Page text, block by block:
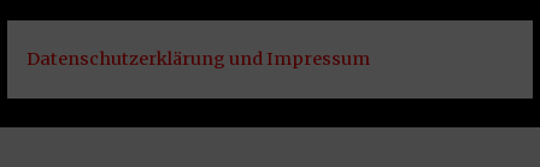
Datenschutzerklärung und Impressum